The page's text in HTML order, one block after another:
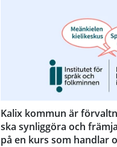
Kalix kommun är
ska synliggöra och
på en kurs som handlar